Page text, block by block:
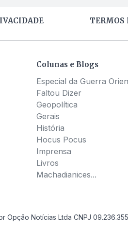
TERMOS
Colunas e Blogs
Especial da Guerra
Faltou Dizer
Geopolítica
Gerais
História
Hocus Pocus
Imprensa
Livros
Machadianices...
Opção Notícias Ltda CNPJ